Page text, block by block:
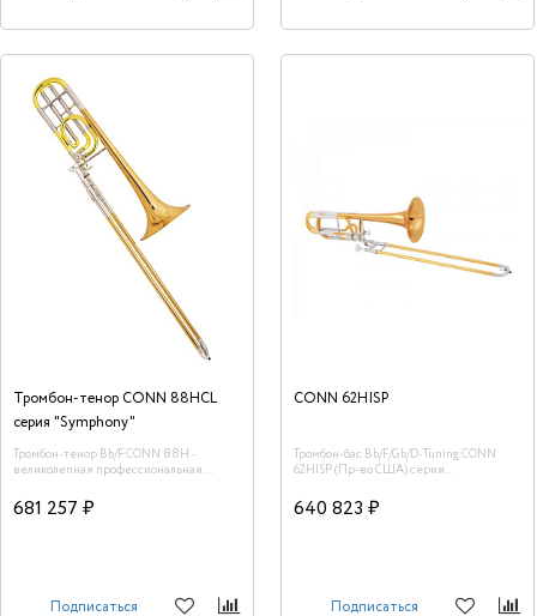
Тромбон-тенор CONN 88HCL
серия "Symphony"
Тромбон-тенор Bb/F CONN 88H -
великолепная профессиональная
Изготовлена из меди. Покрытие
прозрачным лаком добавляет тембру
681 257 ₽
Подписаться
CONN 62HISP
Тромбон-бас Bb/F/Gb/D-Tuning CONN
62HISP (Пр-во США) серия
640 823 ₽
Подписаться